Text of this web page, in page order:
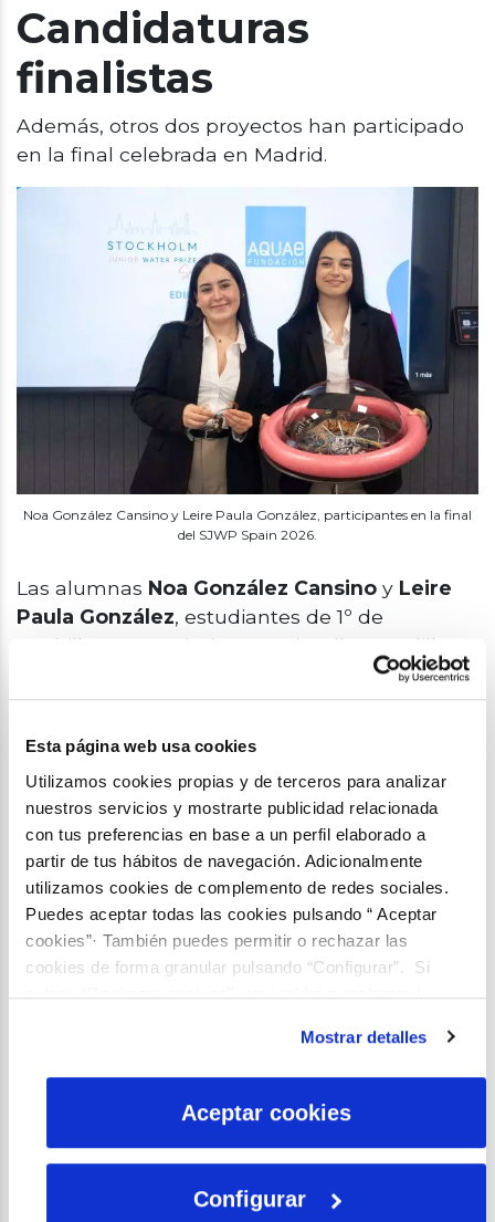
Esta página web usa cookies
Utilizamos cookies propias y de terceros para analizar
nuestros servicios y mostrarte publicidad relacionada
con tus preferencias en base a un perfil elaborado a
partir de tus hábitos de navegación. Adicionalmente
utilizamos cookies de complemento de redes sociales.
Puedes aceptar todas las cookies pulsando “ Aceptar
cookies”· También puedes permitir o rechazar las
cookies de forma granular pulsando “Configurar”. Si
pulsas “Rechazar cookies”, equivaldrá a rechazar la
son indispensables para que el sitio web funcione y que
por tanto no se pueden desactivar. Puedes consultar
Política de Cookies
Mostrar detalles
Aceptar cookies
Configurar
Candidaturas
finalistas
Además, otros dos proyectos han participado
en la final celebrada en Madrid.
Noa González Cansino y Leire Paula González, participantes en la final
del SJWP Spain 2026.
Las alumnas Noa González Cansino y Leire
Paula González, estudiantes de 1º de
Bachillerato, tuteladas por Iria Ollero Cadilla,
presentaron el trabajo tituladoBoya viva:
El proyecto plantea el diseño de una boya
inteligentecapaz de monitorizar la calidad
del agua en zonas de acuicultura mediante la
integración de sensores electrónicos y
mejillones como bioindicadores.